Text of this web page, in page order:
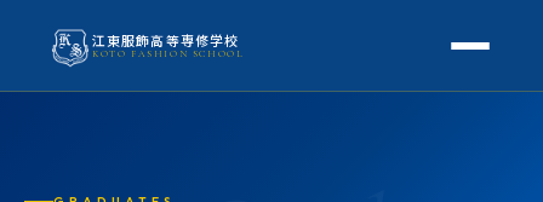
江東服飾高等専修学校
KOTO FASHION SCHOOL